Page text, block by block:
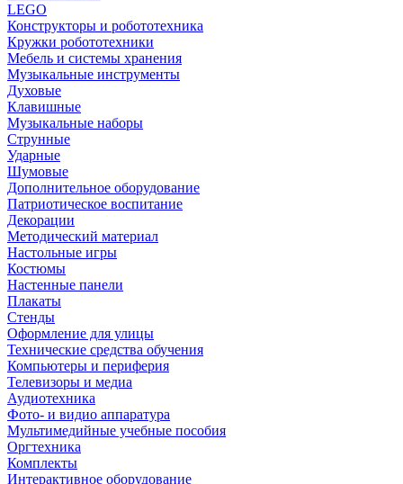
LEGO
Конструкторы и робототехника
Кружки робототехники
Мебель и системы хранения
Музыкальные инструменты
Духовые
Клавишные
Музыкальные наборы
Струнные
Ударные
Шумовые
Дополнительное оборудование
Патриотическое воспитание
Декорации
Методический материал
Настольные игры
Костюмы
Настенные панели
Плакаты
Стенды
Оформление для улицы
Технические средства обучения
Компьютеры и периферия
Телевизоры и медиа
Аудиотехника
Фото- и видио аппаратура
Мультимедийные учебные пособия
Оргтехника
Комплекты
Интерактивное оборудование